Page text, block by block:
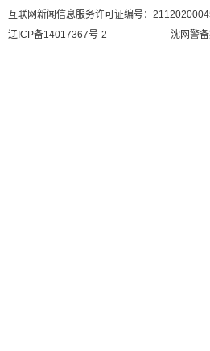
互联网新闻信息服务许可证编号：
辽ICP备14017367号-2
沈网警